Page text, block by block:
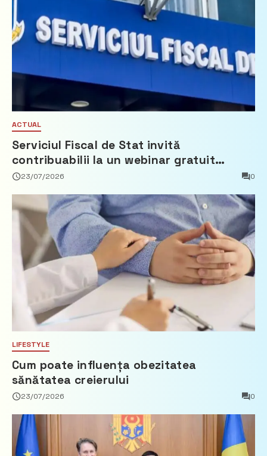
ACTUAL
Serviciul Fiscal de Stat invită
contribuabilii la un webinar gratuit
privind calculul impozitului pe bunurile
23/07/2026 0
LIFESTYLE
Cum poate influența obezitatea
sănătatea creierului
23/07/2026 0